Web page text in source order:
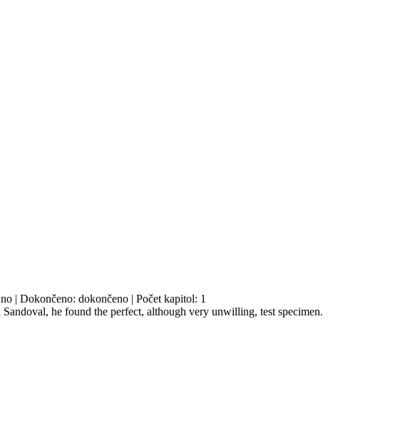
| Dokončeno: dokončeno | Počet kapitol: 1
he found the perfect, although very unwilling, test specimen.